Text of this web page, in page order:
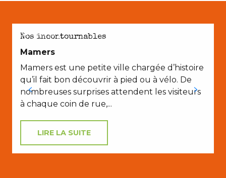
EN COUPLE
Nos incontournables
Mamers
Mamers est une petite ville chargée d’histoire
qu’il fait bon découvrir à pied ou à vélo. De
nombreuses surprises attendent les visiteurs
à chaque coin de rue,...
LIRE LA SUITE